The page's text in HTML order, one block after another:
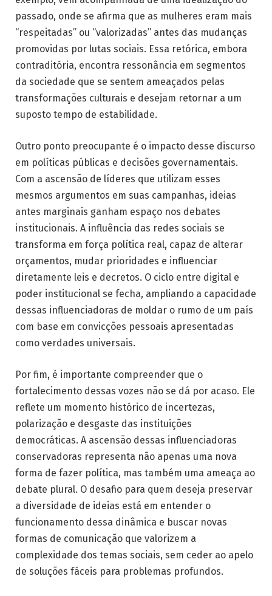
passado, onde se afirma que as mulheres eram mais
“respeitadas” ou “valorizadas” antes das mudanças
promovidas por lutas sociais. Essa retórica, embora
contraditória, encontra ressonância em segmentos
da sociedade que se sentem ameaçados pelas
transformações culturais e desejam retornar a um
suposto tempo de estabilidade.
Outro ponto preocupante é o impacto desse discurso
em políticas públicas e decisões governamentais.
Com a ascensão de líderes que utilizam esses
mesmos argumentos em suas campanhas, ideias
antes marginais ganham espaço nos debates
institucionais. A influência das redes sociais se
transforma em força política real, capaz de alterar
orçamentos, mudar prioridades e influenciar
diretamente leis e decretos. O ciclo entre digital e
poder institucional se fecha, ampliando a capacidade
dessas influenciadoras de moldar o rumo de um país
com base em convicções pessoais apresentadas
como verdades universais.
Por fim, é importante compreender que o
fortalecimento dessas vozes não se dá por acaso. Ele
reflete um momento histórico de incertezas,
polarização e desgaste das instituições
democráticas. A ascensão dessas influenciadoras
conservadoras representa não apenas uma nova
forma de fazer política, mas também uma ameaça ao
debate plural. O desafio para quem deseja preservar
a diversidade de ideias está em entender o
funcionamento dessa dinâmica e buscar novas
formas de comunicação que valorizem a
complexidade dos temas sociais, sem ceder ao apelo
de soluções fáceis para problemas profundos.